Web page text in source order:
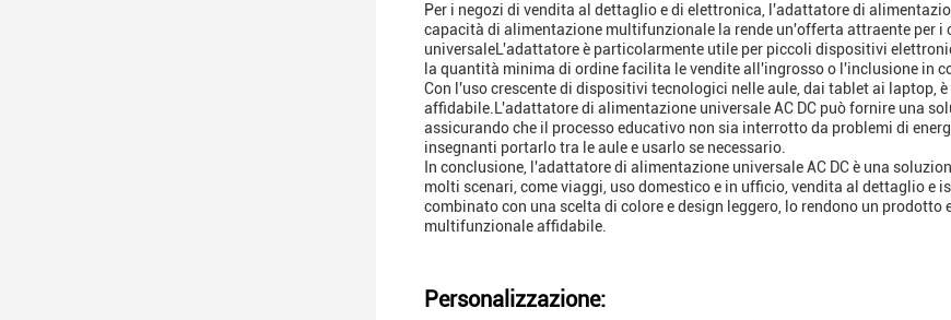
Per i negozi di vendita al dettaglio e di elettronica, l'adattatore di
capacità di alimentazione multifunzionale la rende un'offerta attraente per i
universaleL'adattatore è particolarmente utile per piccoli dispositivi
la quantità minima di ordine facilita le vendite all'ingrosso o l'inclusione in
Con l'uso crescente di dispositivi tecnologici nelle aule, dai tablet ai laptop,
affidabile.L'adattatore di alimentazione universale AC DC può fornire una
assicurando che il processo educativo non sia interrotto da problemi di
insegnanti portarlo tra le aule e usarlo se necessario.
In conclusione, l'adattatore di alimentazione universale AC DC è una
molti scenari, come viaggi, uso domestico e in ufficio, vendita al dettaglio
combinato con una scelta di colore e design leggero, lo rendono un
multifunzionale affidabile.
Personalizzazione: